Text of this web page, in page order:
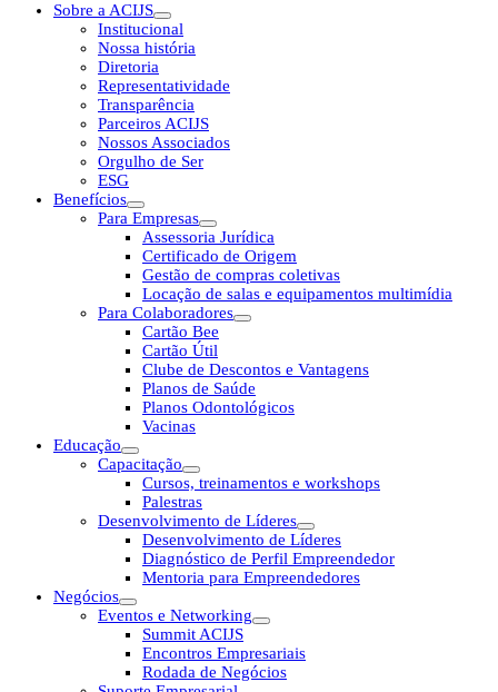
Sobre a ACIJS
Institucional
Nossa história
Diretoria
Representatividade
Transparência
Parceiros ACIJS
Nossos Associados
Orgulho de Ser
ESG
Benefícios
Para Empresas
Assessoria Jurídica
Certificado de Origem
Gestão de compras coletivas
Locação de salas e equipamentos multimídia
Para Colaboradores
Cartão Bee
Cartão Útil
Clube de Descontos e Vantagens
Planos de Saúde
Planos Odontológicos
Vacinas
Educação
Capacitação
Cursos, treinamentos e workshops
Palestras
Desenvolvimento de Líderes
Desenvolvimento de Líderes
Diagnóstico de Perfil Empreendedor
Mentoria para Empreendedores
Negócios
Eventos e Networking
Summit ACIJS
Encontros Empresariais
Rodada de Negócios